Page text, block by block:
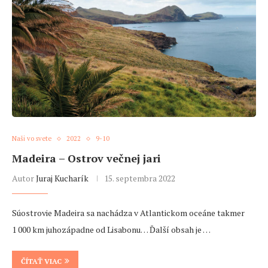
Naši vo svete 2022 9-10
Madeira – Ostrov večnej jari
AutorJuraj Kucharík 15. septembra 2022
Súostrovie Madeira sa nachádza v Atlantickom oceáne takmer
1 000 km juhozápadne od Lisabonu… Ďalší obsah je …
ČÍTAŤ VIAC